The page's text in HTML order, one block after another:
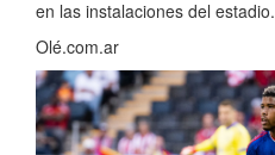
en las instalaciones del estadio.
Olé.com.ar